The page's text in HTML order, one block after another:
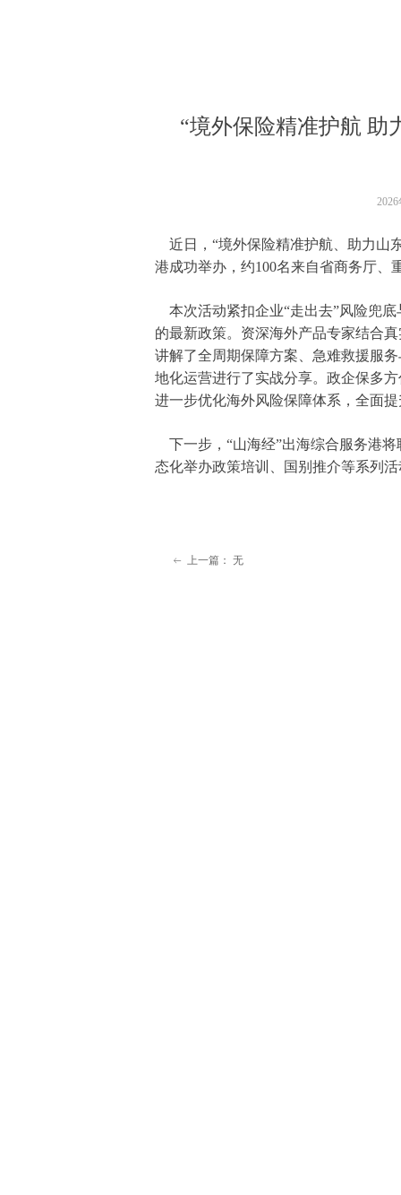
“境外保险精准护航 助
近日，“境外保险精准护航、助力山
港成功举办，约100名来自省商务厅、
本次活动紧扣企业“走出去”风险兜
的最新政策。资深海外产品专家结合
讲解了全周期保障方案、急难救援服
地化运营进行了实战分享。政企保多
进一步优化海外风险保障体系，全面
下一步，“山海经”出海综合服务港
态化举办政策培训、国别推介等系列
ꂃ 上一篇： 无